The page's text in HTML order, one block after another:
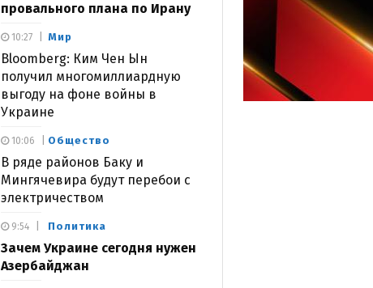
провального плана по Ирану
Мир
Bloomberg: Ким Чен Ын
получил многомиллиардную
выгоду на фоне войны в
Украине
10:27
Общество
В ряде районов Баку и
Мингячевира будут перебои с
электричеством
10:06
Политика
Зачем Украине сегодня нужен
Азербайджан
9:54